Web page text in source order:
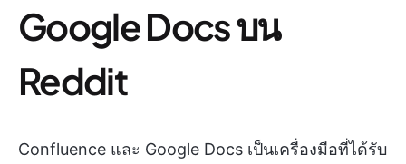
Google Docs บน
Reddit
Confluence และ Google Docs เป็นเครื่องมือที่ได้รับ